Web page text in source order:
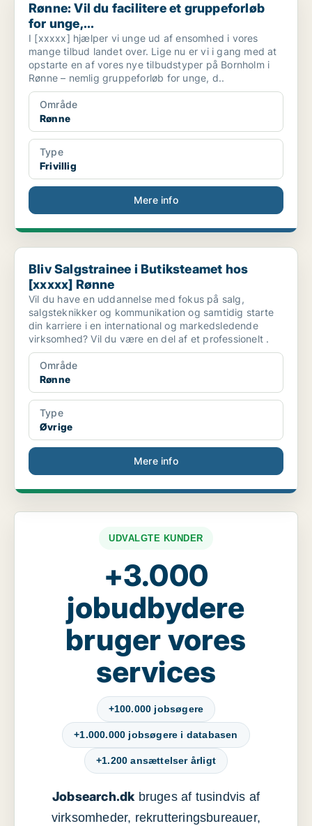
Rønne: Vil du facilitere et gruppeforløb
for unge,...
I [xxxxx] hjælper vi unge ud af ensomhed i vores
mange tilbud landet over. Lige nu er vi i gang med at
opstarte en af vores nye tilbudstyper på Bornholm i
Rønne – nemlig gruppeforløb for unge, d..
Område
Rønne
Type
Frivillig
Mere info
Bliv Salgstrainee i Butiksteamet hos [xxxxx] Rønne
Bliv Salgstrainee i Butiksteamet hos
[xxxxx] Rønne
Vil du have en uddannelse med fokus på salg,
salgsteknikker og kommunikation og samtidig starte
din karriere i en international og markedsledende
virksomhed? Vil du være en del af et professionelt .
Område
Rønne
Type
Øvrige
Mere info
UDVALGTE KUNDER
+3.000
jobudbydere
bruger vores
services
+100.000 jobsøgere
+1.000.000 jobsøgere i databasen
+1.200 ansættelser årligt
Jobsearch.dkbruges af tusindvis af
virksomheder, rekrutteringsbureauer,